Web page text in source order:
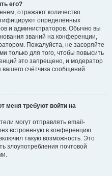
его?
отражают количество
определённых
и администраторов. Обычно вы
званий на конференции,
Пожалуйста, не засоряйте
только для того, чтобы повысить
это запрещено, и модератор
счётчика сообщений.
меня требуют войти на
могут отправлять email-
встроенную в конференцию
такую возможность. Это
злоупотребления почтовой